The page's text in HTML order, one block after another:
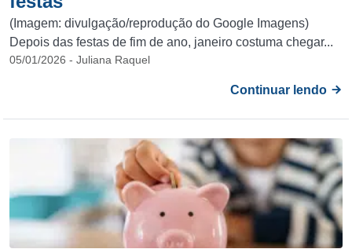
(Imagem: divulgação/reprodução do Google Imagens)
Depois das festas de fim de ano, janeiro costuma chegar...
05/01/2026 - Juliana Raquel
Continuar lendo